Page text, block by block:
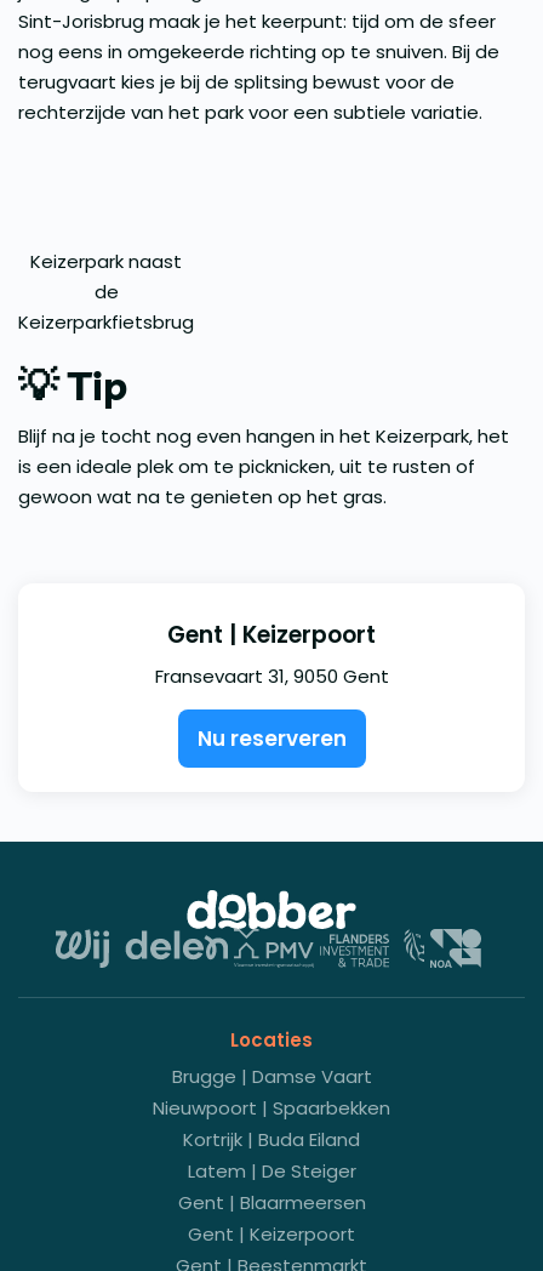
Sint-Jorisbrug maak je het keerpunt: tijd om de sfeer
nog eens in omgekeerde richting op te snuiven. Bij de
terugvaart kies je bij de splitsing bewust voor de
rechterzijde van het park voor een subtiele variatie.
Keizerpark naast
de
Keizerparkfietsbrug
💡 Tip
Blijf na je tocht nog even hangen in het Keizerpark, het
is een ideale plek om te picknicken, uit te rusten of
gewoon wat na te genieten op het gras.
Gent | Keizerpoort
Fransevaart 31, 9050 Gent
Nu reserveren
Locaties
Brugge | Damse Vaart
Nieuwpoort | Spaarbekken
Kortrijk | Buda Eiland
Latem | De Steiger
Gent | Blaarmeersen
Gent | Keizerpoort
Gent | Beestenmarkt